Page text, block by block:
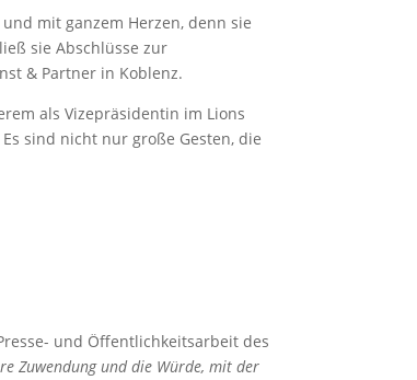
mit ganzem Herzen, denn sie
sie Abschlüsse zur
& Partner in Koblenz.
als Vizepräsidentin im Lions
sind nicht nur große Gesten, die
und Öffentlichkeitsarbeit des
Zuwendung und die Würde, mit der